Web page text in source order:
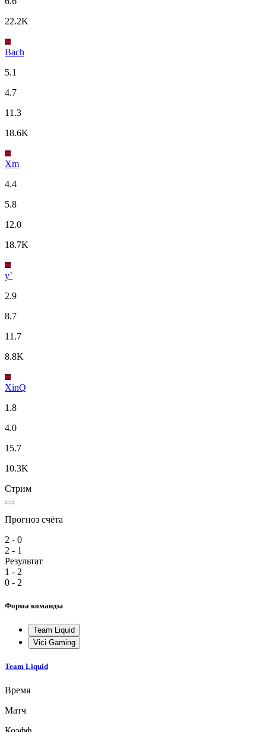
22.2K
Bach
5.1
4.7
11.3
18.6K
Xm
4.4
5.8
12.0
18.7K
y`
2.9
8.7
11.7
8.8K
XinQ
1.8
4.0
15.7
10.3K
Стрим
Прогноз счёта
2 - 0
2 - 1
Результат
1 - 2
0 - 2
Форма команды
Team Liquid
Vici Gaming
Team Liquid
Время
Матч